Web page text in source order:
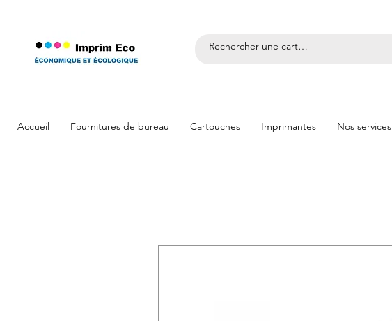
Accueil Fournitures de bureau Cartouches Imprimantes Nos services